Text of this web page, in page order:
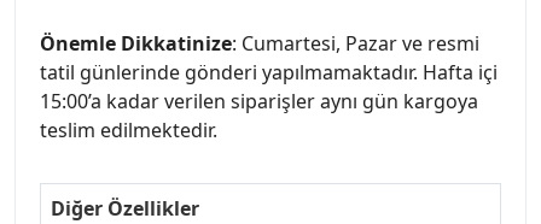
Önemle Dikkatinize: Cumartesi, Pazar ve resmi
tatil günlerinde gönderi yapılmamaktadır. Hafta içi
15:00’a kadar verilen siparişler aynı gün kargoya
teslim edilmektedir.
Diğer Özellikler